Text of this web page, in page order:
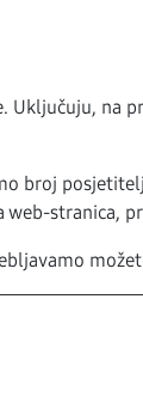
Uključuju, na
broj
stranica,